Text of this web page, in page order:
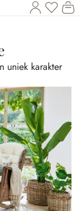
U
uniek karakter